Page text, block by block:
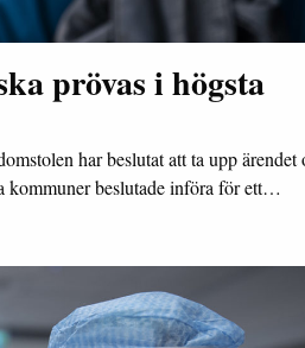
prövas i högsta
har beslutat att ta upp ärendet
kommuner beslutade införa för ett…